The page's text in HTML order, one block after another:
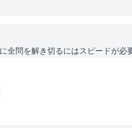
全問を解き切るにはスピードが